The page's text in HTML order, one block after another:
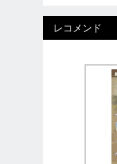
レコメンド